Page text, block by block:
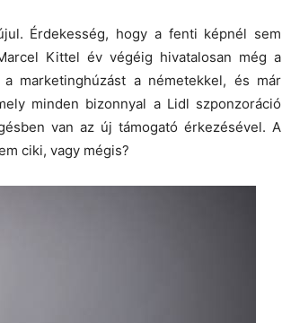
Érdekesség, hogy a fenti képnél sem
Kittel év végéig hivatalosan még a
marketinghúzást a németekkel, és már
minden bizonnyal a Lidl szponzoráció
van az új támogató érkezésével. A
ciki, vagy mégis?